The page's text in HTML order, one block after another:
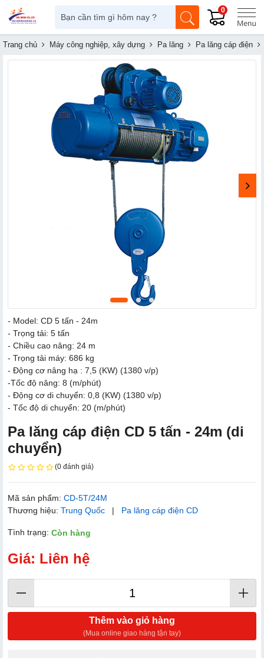
0
Trang chủ Máy công nghiệp, xây dựng Pa lăng Pa lăng cáp điện
- Model: CD 5 tấn - 24m
- Trọng tải: 5 tấn
- Chiều cao nâng: 24 m
- Trọng tải máy: 686 kg
- Động cơ nâng hạ : 7,5 (KW) (1380 v/p)
-Tốc độ nâng: 8 (m/phút)
- Động cơ di chuyển: 0,8 (KW) (1380 v/p)
- Tốc độ di chuyển: 20 (m/phút)
Pa lăng cáp điện CD 5 tấn - 24m (di
chuyển)
(0 đánh giá)
Mã sản phẩm: CD-5T/24M
Thương hiệu: Trung Quốc | Pa lăng cáp điện CD
Tình trạng: Còn hàng
Giá: Liên hệ
Thêm vào giỏ hàng
(Mua online giao hàng tận tay)